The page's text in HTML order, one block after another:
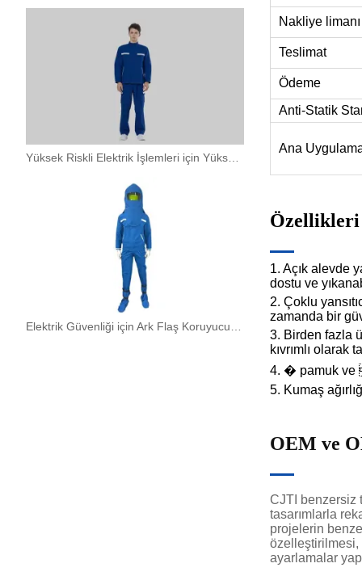
Nakliye limanı
Teslimat
Ödeme
Anti-Statik
Ana
Özellikleri
1. Açık alevde
dostu ve
2. Çoklu
zamanda bir
3. Birden fazla
kıvrımlı olarak
4. � pamuk ve
5. Kumaş
OEM ve
CJTI benzersiz
tasarımlarla
projelerin
özelleştirilmesi,
ayarlamalar